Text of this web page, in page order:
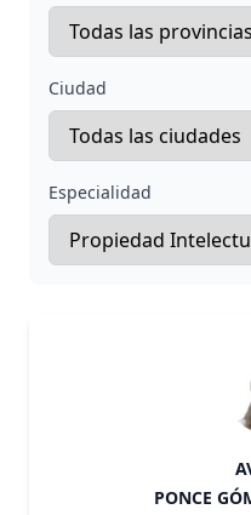
Ciudad
Especialidad
PONCE